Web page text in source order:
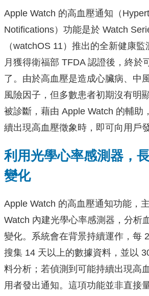
Apple Watch 的高血壓通知（
Notifications）功能是於 Watch
（watchOS 11）推出的全新健康
月獲得衛福部 TFDA 認證後，終於
了。由於高血壓是造成心臟病、中
風險因子，但多數患者初期沒有明
被診斷，藉由 Apple Watch 的輔助
續出現高血壓徵象時，即可向用戶
利用光學心率感測器，
變化
Apple Watch 的高血壓通知功能，
Watch 內建光學心率感測器，分析
變化。系統會在背景持續運作，每
搜集 14 天以上的數據資料，並以
料分析；若偵測到可能持續出現高
用者發出通知。這項功能並非直接